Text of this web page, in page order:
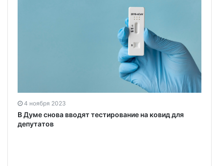
4 ноября 2023
В Думе снова вводят тестирование на ковид для
депутатов